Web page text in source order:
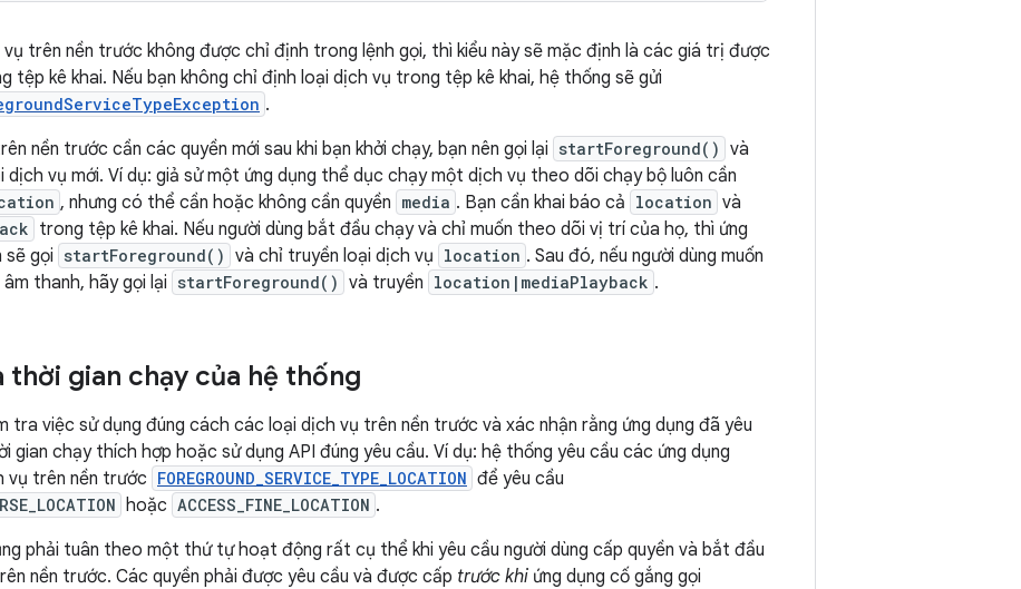
vụ trên nền trước không được chỉ định trong lệnh gọi, thì kiểu này sẽ mặc định là các giá trị được
tệp kê khai. Nếu bạn không chỉ định loại dịch vụ trong tệp kê khai, hệ thống sẽ gửi
.
nền trước cần các quyền mới sau khi bạn khởi chạy, bạn nên gọi lại startForeground() và
dịch vụ mới. Ví dụ: giả sử một ứng dụng thể dục chạy một dịch vụ theo dõi chạy bộ luôn cần
, nhưng có thể cần hoặc không cần quyền media . Bạn cần khai báo cả location và
trong tệp kê khai. Nếu người dùng bắt đầu chạy và chỉ muốn theo dõi vị trí của họ, thì ứng
sẽ gọi startForeground() và chỉ truyền loại dịch vụ location . Sau đó, nếu người dùng muốn
thanh, hãy gọi lại startForeground() và truyền location|mediaPlayback .
thời gian chạy của hệ thống
tra việc sử dụng đúng cách các loại dịch vụ trên nền trước và xác nhận rằng ứng dụng đã yêu
gian chạy thích hợp hoặc sử dụng API đúng yêu cầu. Ví dụ: hệ thống yêu cầu các ứng dụng
vụ trên nền trước FOREGROUND_SERVICE_TYPE_LOCATION để yêu cầu
hoặc ACCESS_FINE_LOCATION .
phải tuân theo một thứ tự hoạt động rất cụ thể khi yêu cầu người dùng cấp quyền và bắt đầu
nền trước. Các quyền phải được yêu cầu và được cấp trước khi ứng dụng cố gắng gọi